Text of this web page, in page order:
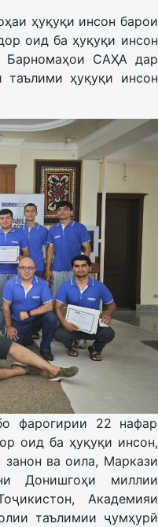
ҳуқуқи инсон барои
оид ба ҳуқуқи инсон
Барномаҳои САҲА дар
ҳуқуқи инсон
фарогирии 22 нафар
оид ба ҳуқуқи инсон,
ва оила, Маркази
Донишгоҳи миллии
Академияи
таълимии ҷумҳурӣ